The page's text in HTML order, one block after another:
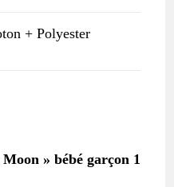
+ Polyester